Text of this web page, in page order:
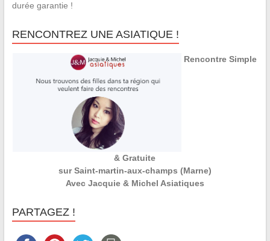
durée garantie !
RENCONTREZ UNE ASIATIQUE !
Rencontre Simple
& Gratuite
sur Saint-martin-aux-champs (Marne)
Avec Jacquie & Michel Asiatiques
PARTAGEZ !